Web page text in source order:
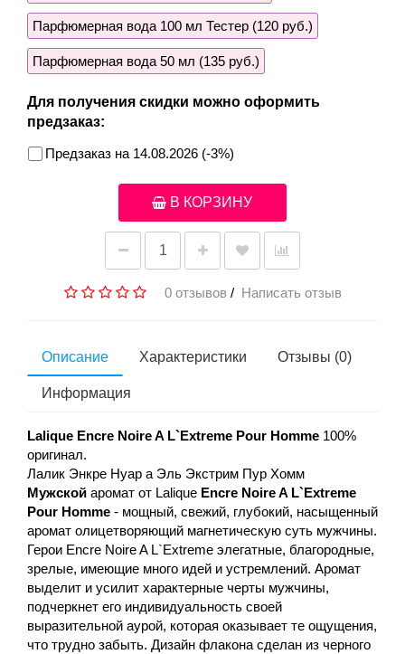
Парфюмерная вода 100 мл Тестер (120 руб.)
Парфюмерная вода 50 мл (135 руб.)
Для получения скидки можно оформить
предзаказ:
Предзаказ на 14.08.2026 (-3%)
В КОРЗИНУ
0 отзывов/ Написать отзыв
Описание Характеристики Отзывы (0)
Информация
Lalique Encre Noire A L`Extreme Pour Homme 100%
оригинал.
Лалик Энкре Нуар а Эль Экстрим Пур Хомм
Мужской аромат от Lalique Encre Noire A L`Extreme
Pour Homme - мощный, свежий, глубокий, насыщенный
аромат олицетворяющий магнетическую суть мужчины.
Герои Encre Noire A L`Extreme элегатные, благородные,
зрелые, имеющие много идей и устремлений. Аромат
выделит и усилит характерные черты мужчины,
подчеркнет его индивидуальность своей
выразительной аурой, которая оказывает те ощущения,
что трудно забыть. Дизайн флакона сделан из черного